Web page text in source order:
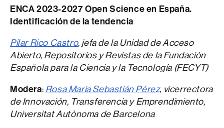
ENCA 2023-2027 Open Science en España.
Identificación de la tendencia
Pilar Rico Castro, jefa de la Unidad de Acceso
Abierto, Repositorios y Revistas de la Fundación
Española para la Ciencia y la Tecnología (FECYT)
Modera: Rosa Maria Sebastián Pérez, vicerrectora
de Innovación, Transferencia y Emprendimiento,
Universitat Autònoma de Barcelona